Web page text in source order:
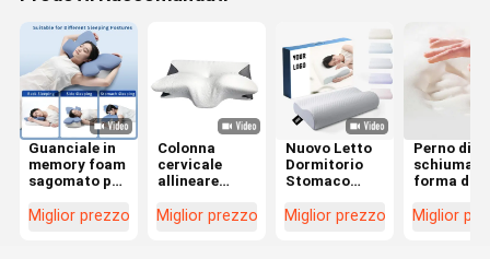
Guanciale in
memory foam
sagomato per
sulla schiena
Miglior prezzo
Colonna
cervicale
allineare
schiuma di
Miglior prezzo
Nuovo Letto
Dormitorio
Stomaco
Cuscino
Miglior prezzo
Perno di
schiuma a
forma di
scelta
Miglior